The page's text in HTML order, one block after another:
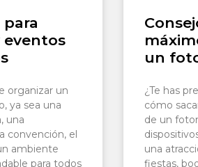
eventos
organizar un
ya sea una
una
convención, el
ambiente
para todos
un
¿Te has
cómo
de un
una
fiestas,